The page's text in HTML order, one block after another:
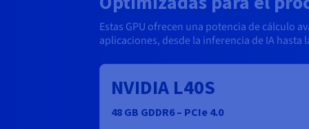
Estas GPU ofrecen una potencia de cálculo
aplicaciones, desde la inferencia de IA hasta
NVIDIA L40S
48 GB GDDR6 – PCIe 4.0